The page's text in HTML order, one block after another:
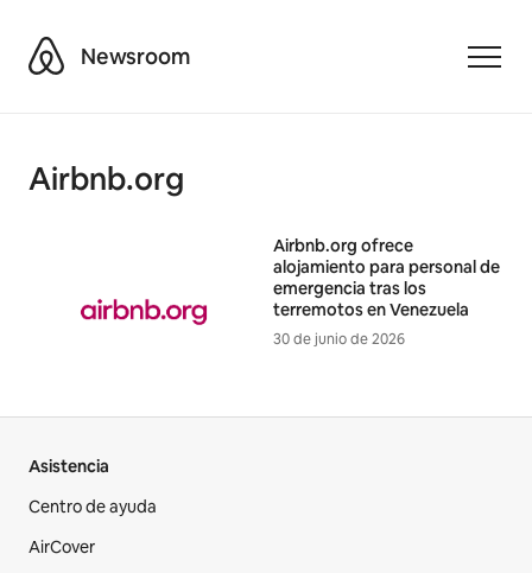
AirbnbNewsroom
Airbnb.org
Airbnb.org ofrece
alojamiento para personal de
emergencia tras los
terremotos en Venezuela
30 de junio de 2026
Asistencia
Centro de ayuda
AirCover